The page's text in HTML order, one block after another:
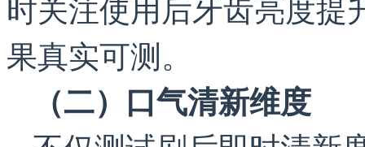
果真实可测。
（二）口气清新维度